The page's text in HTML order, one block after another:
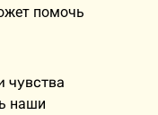
помочь
чувства
наши